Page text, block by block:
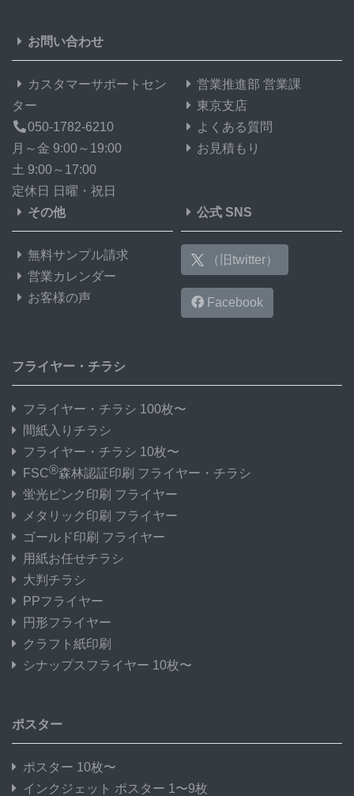
お問い合わせ
カスタマーサポートセン
ター
050-1782-6210
月～金 9:00～19:00
土 9:00～17:00
定休日 日曜・祝日
営業推進部 営業課
東京支店
よくある質問
お見積もり
その他
無料サンプル請求
営業カレンダー
お客様の声
公式 SNS
（旧twitter）
Facebook
フライヤー・チラシ
フライヤー・チラシ 100枚〜
間紙入りチラシ
フライヤー・チラシ 10枚〜
FSC®森林認証印刷 フライヤー・チラシ
蛍光ピンク印刷 フライヤー
メタリック印刷 フライヤー
ゴールド印刷 フライヤー
用紙お任せチラシ
大判チラシ
PPフライヤー
円形フライヤー
クラフト紙印刷
シナップスフライヤー 10枚〜
ポスター
ポスター 10枚〜
インクジェット ポスター 1〜9枚